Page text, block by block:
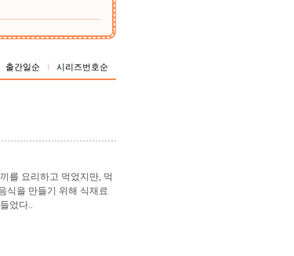
출간일순 시리즈번호순
를 요리하고 먹었지만, 먹
식을 만들기 위해 식재료
었다..